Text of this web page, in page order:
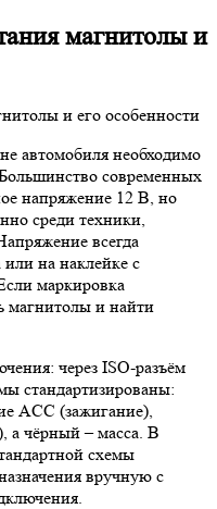
магнитолы и
автомобиля необходимо
современных
напряжение 12 В, но
среди техники,
всегда
или на наклейке с
маркировка
магнитолы и найти
через ISO-разъём
стандартизированы:
ACC (зажигание),
а чёрный – масса. В
схемы
вручную с